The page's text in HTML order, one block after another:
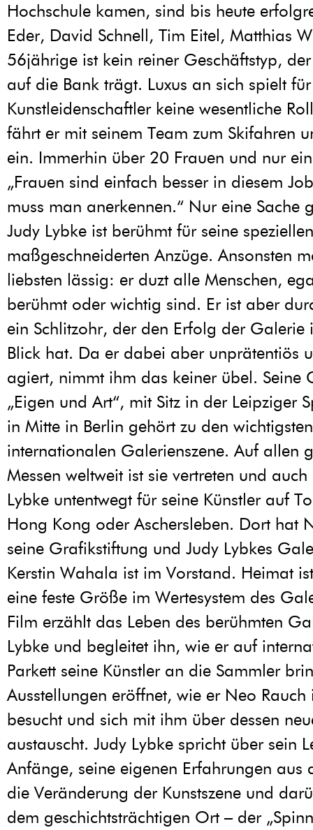
Hochschule kamen, sind bis heute
Eder, David Schnell, Tim Eitel, Matthias
56jährige ist kein reiner Geschäftstyp,
auf die Bank trägt. Luxus an sich spielt
Kunstleidenschaftler keine wesentliche
fährt er mit seinem Team zum Skifahren
ein. Immerhin über 20 Frauen und nur
„Frauen sind einfach besser in diesem
muss man anerkennen.“ Nur eine Sache
Judy Lybke ist berühmt für seine speziellen
maßgeschneiderten Anzüge. Ansonsten
liebsten lässig: er duzt alle Menschen,
berühmt oder wichtig sind. Er ist aber
ein Schlitzohr, der den Erfolg der Galerie
Blick hat. Da er dabei aber unprätentiös
agiert, nimmt ihm das keiner übel. Seine
„Eigen und Art“, mit Sitz in der Leipziger
in Mitte in Berlin gehört zu den
internationalen Galerienszene. Auf allen
Messen weltweit ist sie vertreten und auch
Lybke untentwegt für seine Künstler auf
Hong Kong oder Aschersleben. Dort hat
seine Grafikstiftung und Judy Lybkes
Kerstin Wahala ist im Vorstand. Heimat
eine feste Größe im Wertesystem des
Film erzählt das Leben des berühmten
Lybke und begleitet ihn, wie er auf
Parkett seine Künstler an die Sammler
Ausstellungen eröffnet, wie er Neo Rauch
besucht und sich mit ihm über dessen
austauscht. Judy Lybke spricht über sein
Anfänge, seine eigenen Erfahrungen aus
die Veränderung der Kunstszene und
dem geschichtsträchtigen Ort – der